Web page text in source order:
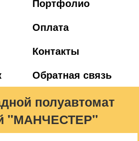
Оплата
Контакты
Обратная связь
полуавтомат
"МАНЧЕСТЕР"